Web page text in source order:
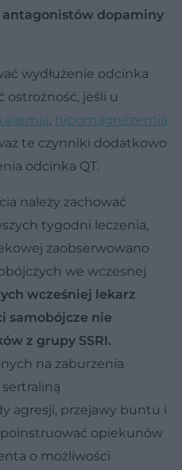
dopaminy
wydłużenie odcinka
ostrożność, jeśli u
, hipomagnezemia
te czynniki dodatkowo
odcinka QT.
należy zachować
tygodni leczenia,
zaobserwowano
we wczesnej
wcześniej lekarz
samobójcze nie
z grupy SSRI.
na zaburzenia
agresji, przejawy buntu i
opiekunów
o możliwości